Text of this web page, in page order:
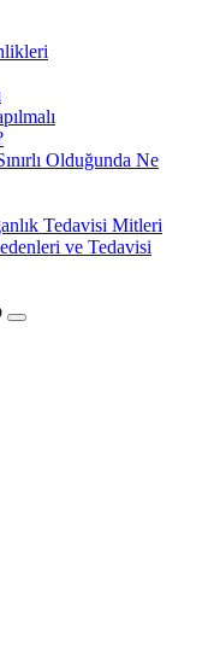
Olduğunda Ne
Tedavisi Mitleri
ve Tedavisi